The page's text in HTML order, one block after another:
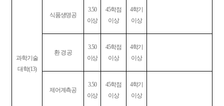
과학기술
대학(13)
식품생명공
3.50
이상
45학점
이상
4학기
이상
환 경 공
3.50
이상
45학점
이상
4학기
이상
제어계측공
3.50
이상
45학점
이상
4학기
이상